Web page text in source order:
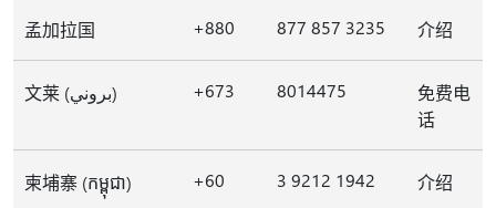
孟加拉国 +880 877 857 3235 介绍
文莱 (بروني) +673 8014475
免费电
话
柬埔寨 (កម្ពុជា) +60 3 9212 1942 介绍